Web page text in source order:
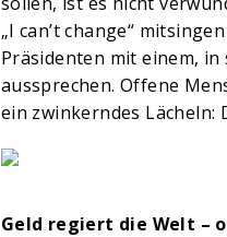
„I can’t change“
Präsidenten mit einem,
aussprechen. Offene
ein zwinkerndes Lächeln:
Geld regiert die Welt –